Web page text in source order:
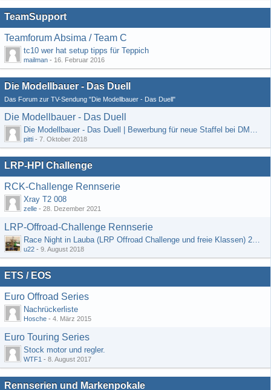
TeamSupport
Teamforum Absima / Team C
tc10 wer hat setup tipps für Teppich
mailman - 16. Februar 2016
Die Modellbauer - Das Duell
Das Forum zur TV-Sendung "Die Modellbauer - Das Duell"
Die Modellbauer - Das Duell
Die Modellbauer - Das Duell | Bewerbung für neue Staffel bei DMAX *Werbung*
pitti - 7. Oktober 2018
LRP-HPI Challenge
RCK-Challenge Rennserie
Xray T2 008
zelle - 28. Dezember 2021
LRP-Offroad-Challenge Rennserie
Race Night in Lauba (LRP Offroad Challenge und freie Klassen) 25/26.08
u22 - 9. August 2018
ETS / EOS
Euro Offroad Series
Nachrückerliste
Hosche - 4. März 2015
Euro Touring Series
Stock motor und regler.
WTF1 - 8. August 2017
Rennserien und Markenpokale